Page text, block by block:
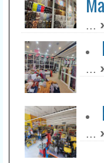
...
...
...